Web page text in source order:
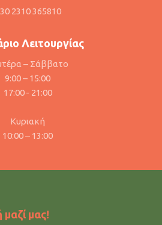
2310 365810
Λειτουργίας
– Σάββατο
9:00 – 15:00
17:00 - 21:00
Κυριακή
10:00 – 13:00
μας!